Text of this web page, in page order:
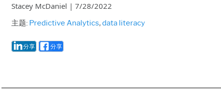
Stacey McDaniel | 7/28/2022
主题: Predictive Analytics,data literacy
分享 分享